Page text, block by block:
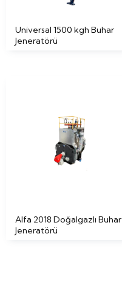
Universal 1500 kgh Buhar
Jeneratörü
Alfa 2018 Doğalgazlı Buhar
Jeneratörü